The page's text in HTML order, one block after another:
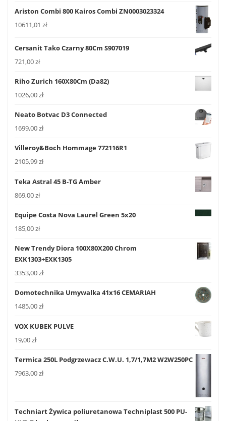
Ariston Combi 800 Kairos Combi ZN0003023324
10611,01 zł
Cersanit Tako Czarny 80Cm S907019
721,00zł
Riho Zurich 160X80Cm (Da82)
1026,00zł
Neato Botvac D3 Connected
1699,00zł
Villeroy&Boch Hommage 772116R1
2105,99zł
Teka Astral 45 B-TG Amber
869,00zł
Equipe Costa Nova Laurel Green 5x20
185,00zł
New Trendy Diora 100X80X200 Chrom
EXK1303+EXK1305
3353,00zł
Domotechnika Umywalka 41x16 CEMARIAH
1485,00zł
VOX KUBEK PULVE
19,00zł
Termica 250L Podgrzewacz C.W.U. 1,7/1,7M2 W2W250PC
7963,00zł
Techniart Żywica poliuretanowa Techniplast 500 PU-